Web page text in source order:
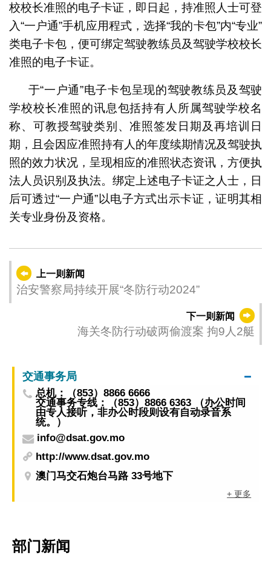
校校长准照的电子卡证，即日起，持准照人士可登
入“一户通”手机应用程式，选择“我的卡包”内“专业”
类电子卡包，便可绑定驾驶教练员及驾驶学校校长
准照的电子卡证。
于“一户通”电子卡包呈现的驾驶教练员及驾驶
学校校长准照的讯息包括持有人所属驾驶学校名
称、可教授驾驶类别、准照签发日期及再培训日
期，且会因应准照持有人的年度续期情况及驾驶执
照的效力状况，呈现相应的准照状态资讯，方便执
法人员识别及执法。绑定上述电子卡证之人士，日
后可透过“一户通”以电子方式出示卡证，证明其相
关专业身份及资格。
上一则新闻
治安警察局持续开展“冬防行动2024”
下一则新闻
海关冬防行动破两偷渡案 拘9人2艇
交通事务局
总机：（853）8866 6666
交通事务专线：（853）8866 6363 （办公时间
由专人接听，非办公时段则设有自动录音系
统。）
info@dsat.gov.mo
http://www.dsat.gov.mo
澳门马交石炮台马路 33号地下
+ 更多
部门新闻